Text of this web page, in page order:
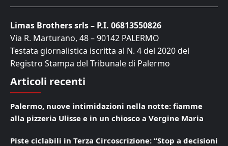
Limas Brothers srls – P.I. 06813550826
Via R. Marturano, 48 – 90142 PALERMO
Testata giornalistica iscritta al N. 4 del 2020 del
Registro Stampa del Tribunale di Palermo
Articoli recenti
Palermo, nuove intimidazioni nella notte: fiamme
alla pizzeria Ulisse e in un chiosco a Vergine Maria
Piste ciclabili in Terza Circoscrizione: “Stop a decisioni